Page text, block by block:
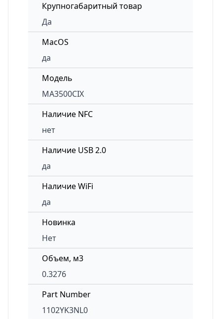
Крупногабаритный товар
Да
MacOS
да
Модель
MA3500CIX
Наличие NFC
нет
Наличие USB 2.0
да
Наличие WiFi
да
Новинка
Нет
Объем, м3
0.3276
Part Number
1102YK3NL0